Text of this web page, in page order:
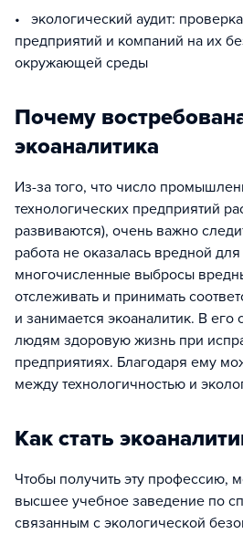
• экологический аудит:
предприятий и компаний на их
окружающей среды
Почему
экоаналитика
Из-за того, что число
технологических предприятий
развиваются), очень важно
работа не оказалась вредной
многочисленные выбросы
отслеживать и принимать
и занимается экоаналитик. В его
людям здоровую жизнь при
предприятиях. Благодаря ему
между технологичностью и
Как стать
Чтобы получить эту профессию,
высшее учебное заведение по
связанным с экологической